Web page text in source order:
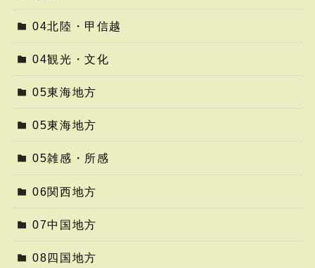
04北陸・甲信越
04観光・文化
05東海地方
05東海地方
05雑感・所感
06関西地方
07中国地方
08四国地方